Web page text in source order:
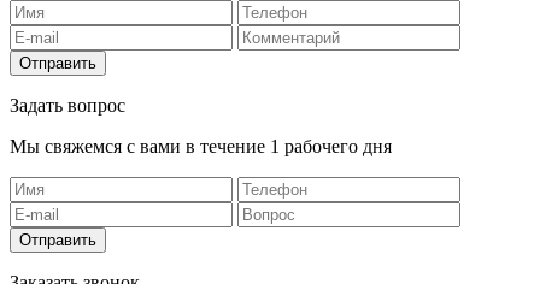
Отправить
Задать вопрос
Мы свяжемся с вами в течение 1 рабочего дня
Отправить